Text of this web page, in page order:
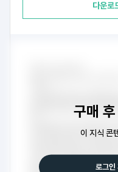
다운로
구매
이 지식 콘
로그인